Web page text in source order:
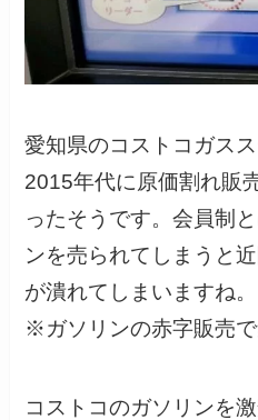
愛知県のコストコガス
2015年代に原価割れ販
ったそうです。会員制
ンを売られてしまうと
が潰れてしまいますね。
※ガソリンの赤字販売
コストコのガソリンを